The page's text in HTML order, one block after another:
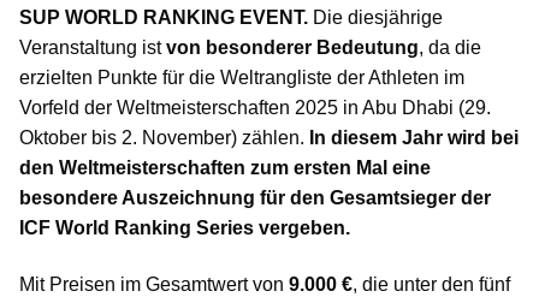
SUP WORLD RANKING EVENT. Die diesjährige
Veranstaltung istvon besonderer Bedeutung, da die
erzielten Punkte für die Weltrangliste der Athleten im
Vorfeld der Weltmeisterschaften 2025 in Abu Dhabi (29.
Oktober bis 2. November) zählen. In diesem Jahr wird bei
den Weltmeisterschaften zum ersten Mal eine
besondere Auszeichnung für den Gesamtsieger der
ICF World Ranking Series vergeben.
Mit Preisen im Gesamtwert von 9.000 €, die unter den fünf